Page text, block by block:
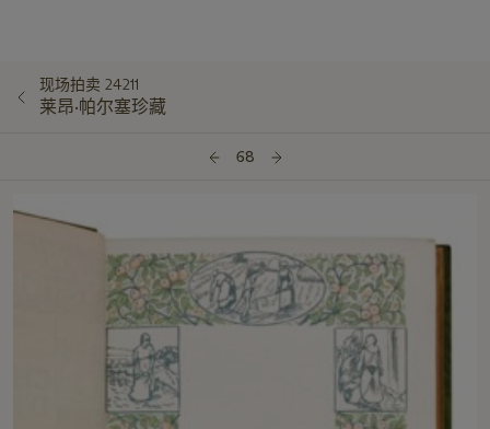
现场拍卖 24211
莱昂·帕尔塞珍藏
68